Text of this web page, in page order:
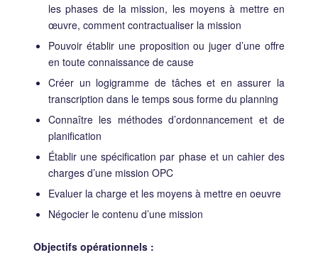
les phases de la mission, les moyens à mettre en
œuvre, comment contractualiser la mission
Pouvoir établir une proposition ou juger d’une offre
en toute connaissance de cause
Créer un logigramme de tâches et en assurer la
transcription dans le temps sous forme du planning
Connaître les méthodes d’ordonnancement et de
planification
Établir une spécification par phase et un cahier des
charges d’une mission OPC
Evaluer la charge et les moyens à mettre en oeuvre
Négocier le contenu d’une mission
Objectifs opérationnels :